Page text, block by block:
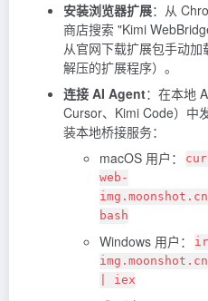
安装浏览器扩展：从
商店搜索 "Kimi
从官网下载扩展包手动
解压的扩展程序）。
连接 AI Agent：在本地
Cursor、Kimi Code）中
装本地桥接服务：
macOS 用户：
web-
bash
Windows 用户：
| iex